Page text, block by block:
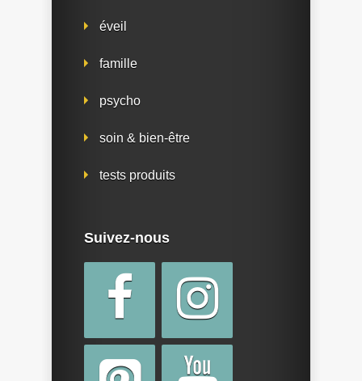
éveil
famille
psycho
soin & bien-être
tests produits
Suivez-nous